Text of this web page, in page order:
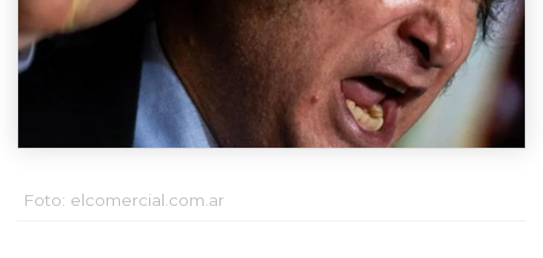
Foto: elcomercial.com.ar